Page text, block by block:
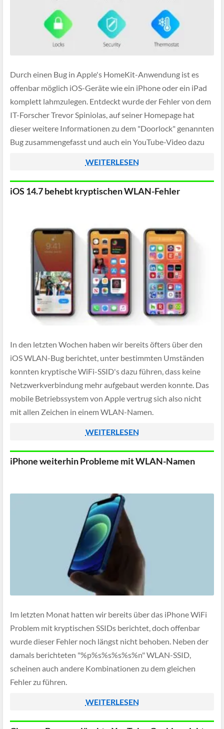
Durch einen Bug in Apple's HomeKit-Anwendung ist es
offenbar möglich iOS-Geräte wie ein iPhone oder ein iPad
komplett lahmzulegen. Entdeckt wurde der Fehler von dem
IT-Forscher Trevor Spiniolas, auf seiner Homepage hat
dieser weitere Informationen zu dem "Doorlock" genannten
Bug zusammengefasst und auch ein YouTube-Video dazu
WEITERLESEN
iOS 14.7 behebt kryptischen WLAN-Fehler
In den letzten Wochen haben wir bereits öfters über den
iOS WLAN-Bug berichtet, unter bestimmten Umständen
konnten kryptische WiFi-SSID's dazu führen, dass keine
Netzwerkverbindung mehr aufgebaut werden konnte. Das
mobile Betriebssystem von Apple vertrug sich also nicht
mit allen Zeichen in einem WLAN-Namen.
WEITERLESEN
iPhone weiterhin Probleme mit WLAN-Namen
Im letzten Monat hatten wir bereits über das iPhone WiFi
Problem mit kryptischen SSIDs berichtet, doch offenbar
wurde dieser Fehler noch längst nicht behoben. Neben der
damals berichteten "%p%s%s%s%s%n" WLAN-SSID,
scheinen auch andere Kombinationen zu dem gleichen
Fehler zu führen.
WEITERLESEN